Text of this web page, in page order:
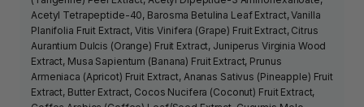
Acetyl Tetrapeptide-40, Barosma Betulina Leaf Extract, Vanilla
Planifolia Fruit Extract, Vitis Vinifera (Grape) Fruit Extract, Citrus
Aurantium Dulcis (Orange) Fruit Extract, Juniperus Virginia Wood
Extract, Musa Sapientum (Banana) Fruit Extract, Prunus
Armeniaca (Apricot) Fruit Extract, Ananas Sativus (Pineapple) Fruit
Extract, Butter Extract, Cocos Nucifera (Coconut) Fruit Extract,